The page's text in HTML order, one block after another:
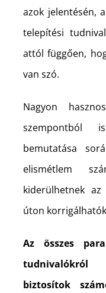
azok jelentésén,
telepítési
attól függően,
van szó.
Nagyon
szempontból
bemutatása
elismétlem
kiderülhetnek
úton
Az összes
biztosítok